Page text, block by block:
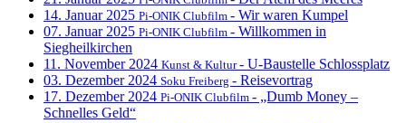
14. Januar 2025 Pi-ONIK Clubfilm - Wir waren Kumpel
07. Januar 2025 Pi-ONIK Clubfilm - Willkommen in
Siegheilkirchen
11. November 2024 Kunst & Kultur- U-Baustelle Schlossplatz
03. Dezember 2024 Soku Freiberg - Reisevortrag
17. Dezember 2024 Pi-ONIK Clubfilm - „Dumb Money –
Schnelles Geld“